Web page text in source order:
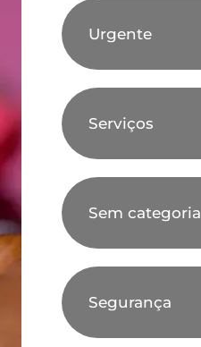
Urgente
Serviços
Sem categoria
Segurança